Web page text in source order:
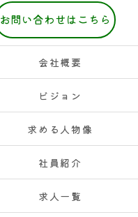
お問い合わせはこちら
会社概要
ビジョン
求める人物像
社員紹介
求人一覧